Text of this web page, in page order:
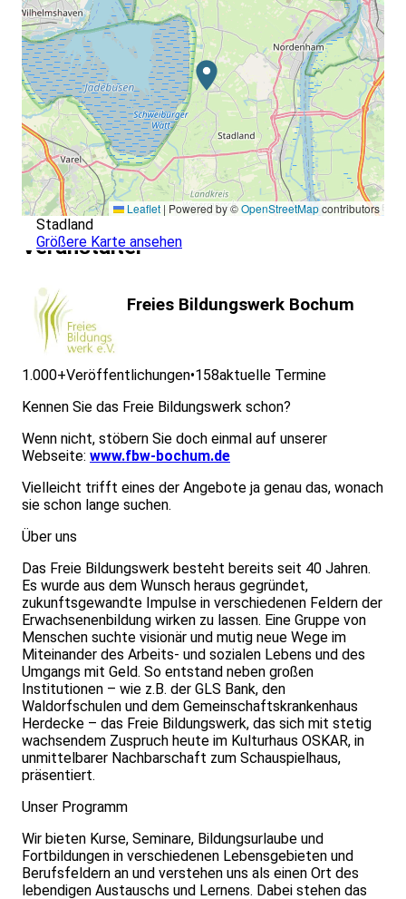
Leaflet | Powered by ©OpenStreetMapcontributors
Stadland
Größere Karte ansehen
Veranstalter
Freies Bildungswerk Bochum
1.000+Veröffentlichungen•158aktuelle Termine
Kennen Sie das Freie Bildungswerk schon?
Wenn nicht, stöbern Sie doch einmal auf unserer
Webseite: www.fbw-bochum.de
Vielleicht trifft eines der Angebote ja genau das, wonach
sie schon lange suchen.
Über uns
Das Freie Bildungswerk besteht bereits seit 40 Jahren.
Es wurde aus dem Wunsch heraus gegründet,
zukunftsgewandte Impulse in verschiedenen Feldern der
Erwachsenenbildung wirken zu lassen. Eine Gruppe von
Menschen suchte visionär und mutig neue Wege im
Miteinander des Arbeits- und sozialen Lebens und des
Umgangs mit Geld. So entstand neben großen
Institutionen – wie z.B. der GLS Bank, den
Waldorfschulen und dem Gemeinschaftskrankenhaus
Herdecke – das Freie Bildungswerk, das sich mit stetig
wachsendem Zuspruch heute im Kulturhaus OSKAR, in
unmittelbarer Nachbarschaft zum Schauspielhaus,
präsentiert.
Unser Programm
Wir bieten Kurse, Seminare, Bildungsurlaube und
Fortbildungen in verschiedenen Lebensgebieten und
Berufsfeldern an und verstehen uns als einen Ort des
lebendigen Austauschs und Lernens. Dabei stehen das